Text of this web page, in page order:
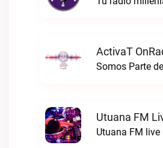
ActivaT
Somos Parte
Utuana FM
Utuana FM live